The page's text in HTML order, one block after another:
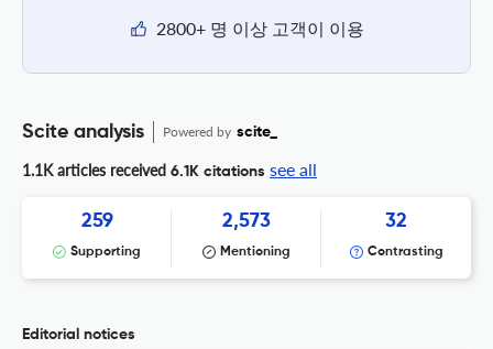
2800+ 명 이상 고객이 이용
Scite analysis Powered by scite_
1.1K articles received 6.1K citations see all
259
Supporting
2,573
Mentioning
32
Contrasting
Editorial notices